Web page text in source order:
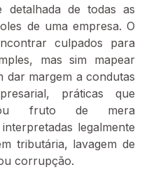
detalhada de todas as
de uma empresa. O
culpados para
mas sim mapear
dar margem a condutas
práticas que
ou fruto de mera
legalmente
tributária, lavagem de
corrupção.